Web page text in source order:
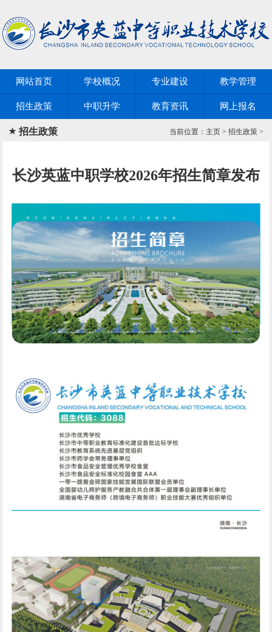
网站首页 学校概况 专业建设 教学管理
招生政策 中职升学 教育资讯 网上报名
招生政策 当前位置： 主页 > 招生政策 >
长沙英蓝中职学校2026年招生简章发布